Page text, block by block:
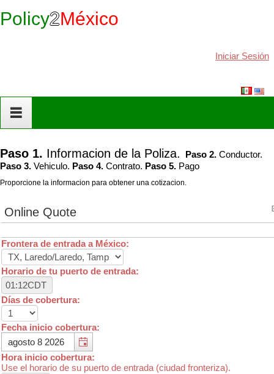
Policy2México
Iniciar Sesión
Paso 1. Informacion de la Poliza. Paso 2. Conductor.
Paso 3. Vehiculo. Paso 4. Contrato. Paso 5. Pago
Proporcione la informacion para obtener una cotizacion.
Online Quote
Frontera de entrada a México:
Horario de tu puerto de entrada:
Días de cobertura:
Fecha inicio cobertura:
Hora inicio cobertura:
Use el horario de su puerto de entrada (ciudad fronteriza).